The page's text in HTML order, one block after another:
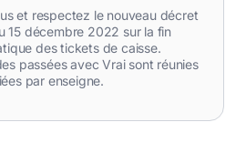
et respectez le nouveau décret
15 décembre 2022 sur la fin
des tickets de caisse.
passées avec Vrai sont réunies
par enseigne.